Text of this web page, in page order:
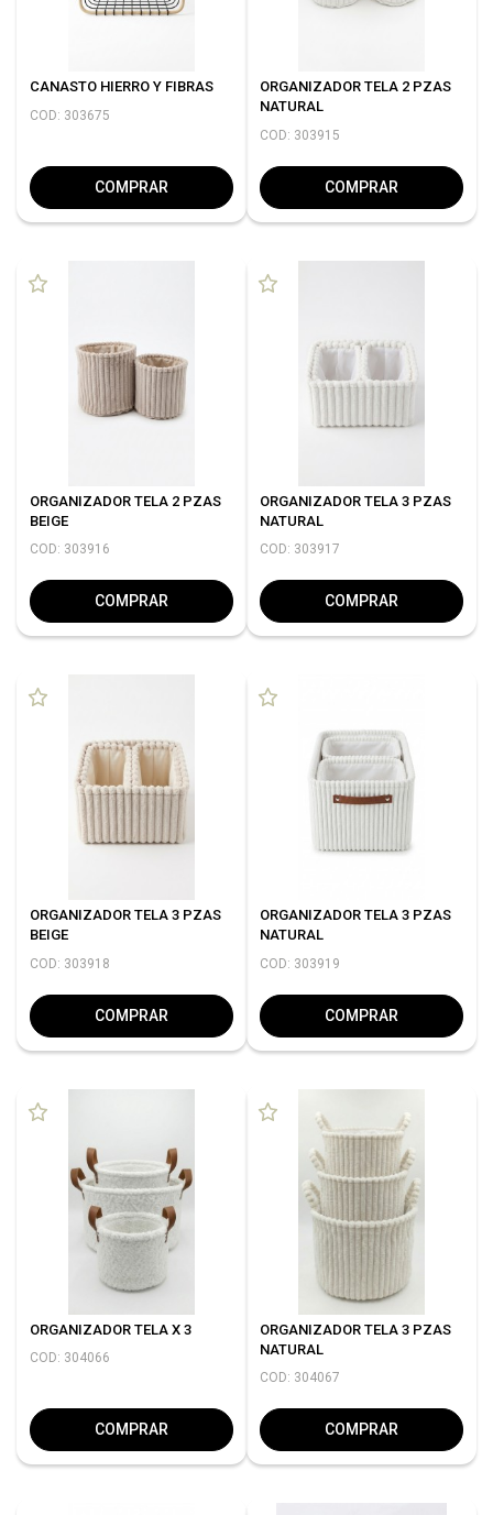
CANASTO HIERRO Y FIBRAS
COD: 303675
COMPRAR
ORGANIZADOR TELA 2 PZAS
NATURAL
COD: 303915
COMPRAR
ORGANIZADOR TELA 2 PZAS
BEIGE
COD: 303916
COMPRAR
ORGANIZADOR TELA 3 PZAS
NATURAL
COD: 303917
COMPRAR
ORGANIZADOR TELA 3 PZAS
BEIGE
COD: 303918
COMPRAR
ORGANIZADOR TELA 3 PZAS
NATURAL
COD: 303919
COMPRAR
ORGANIZADOR TELA X 3
COD: 304066
COMPRAR
ORGANIZADOR TELA 3 PZAS
NATURAL
COD: 304067
COMPRAR